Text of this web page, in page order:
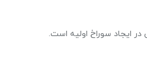
ایجاد سوراخ اولیه است.